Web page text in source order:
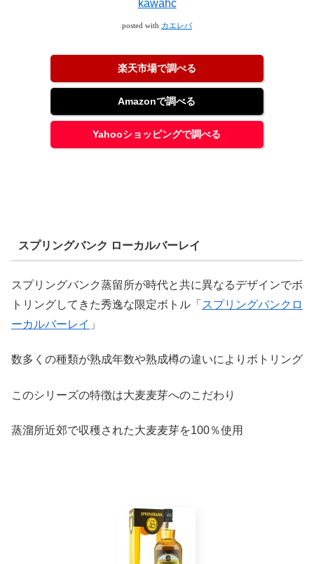
kawahc
posted with カエレバ
楽天市場で調べる
Amazonで調べる
Yahooショッピングで調べる
スプリングバンク ローカルバーレイ
スプリングバンク蒸留所が時代と共に異なるデザインでボ
トリングしてきた秀逸な限定ボトル「 スプリングバンクロ
ーカルバーレイ 」
数多くの種類が熟成年数や熟成樽の違いによりボトリング
このシリーズの特徴は大麦麦芽へのこだわり
蒸溜所近郊で収穫された大麦麦芽を100％使用